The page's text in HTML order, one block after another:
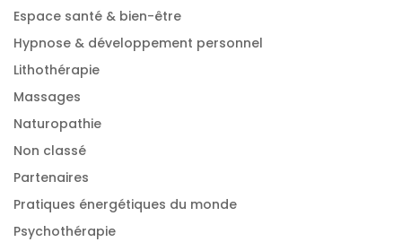
Espace santé & bien-être
Hypnose & développement personnel
Lithothérapie
Massages
Naturopathie
Non classé
Partenaires
Pratiques énergétiques du monde
Psychothérapie